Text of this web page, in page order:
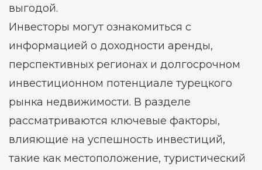
выгодой.
Инвесторы могут ознакомиться с
информацией о доходности аренды,
перспективных регионах и долгосрочном
инвестиционном потенциале турецкого
рынка недвижимости. В разделе
рассматриваются ключевые факторы,
влияющие на успешность инвестиций,
такие как местоположение, туристический